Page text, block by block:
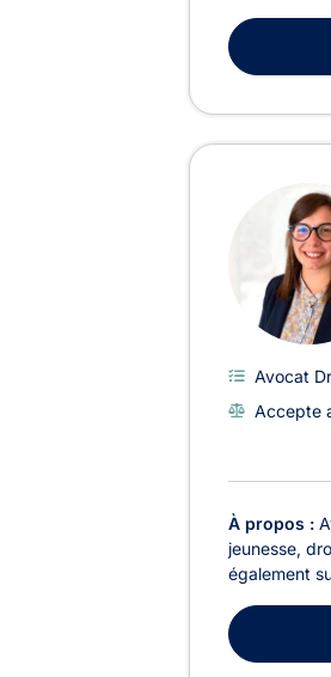
Avocat
Accepte
À propos :
jeunesse,
également